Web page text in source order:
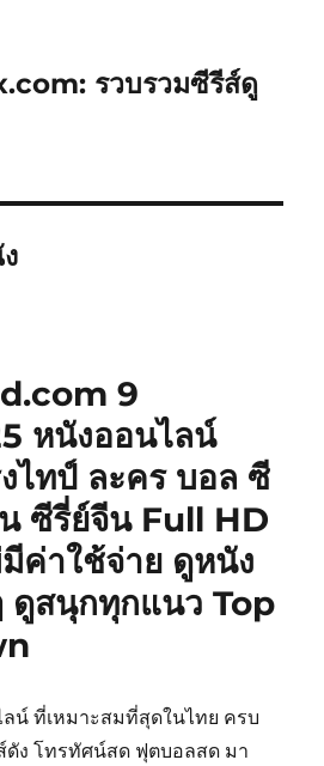
รวบรวมซีรีส์ดู
9
หนังออนไลน์
ไทป์ ละคร บอล ซี
ซีรี่ย์จีน Full HD
ค่าใช้จ่าย ดูหนัง
ดูสนุกทุกแนว Top
น์ ที่เหมาะสมที่สุดในไทย ครบ
ดัง โทรทัศน์สด ฟุตบอลสด มา